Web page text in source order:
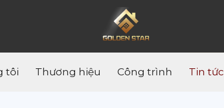
tôi Thương hiệu Công trình Tin tức